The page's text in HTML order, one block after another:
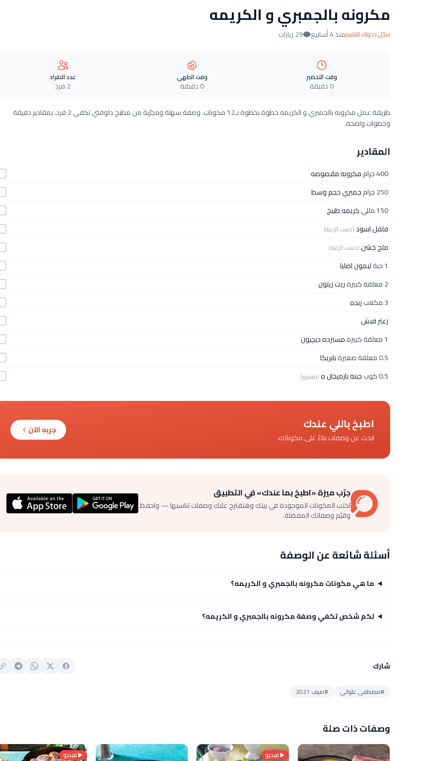
مكرونه بالجمبري و الكريمه
سجّل دخولك للتقييممنذ 4 أسابيع 29 زيارات
وقت التحضير
0 دقيقة
وقت الطهي
0 دقيقة
عدد الافراد
2 فرد
طريقة عمل مكرونه بالجمبري و الكريمه خطوة بخطوة بـ12 مكونات. وصفة سهلة ومجرّبة من مطبخ دلوقتي تكفي 2 فرد، بمقادير دقيقة
وخطوات واضحة.
المقادير
400 جرام
مكرونه مقصوصه
250 جرام
جمبري حجم وسط
150 مللي
كريمه طبيخ
فلفل اسود(حسب الرغبة)
ملح خشن(حسب الرغبة)
1 حبة
ليمون اضليا
2 معلقة كبيرة
زيت زيتون
3 مكعب
زبده
زعتر فيش
1 معلقة كبيرة
مسترده ديچيون
0.5 معلقة صغيرة
بابريكا
0.5 كوب
جبنه بارميجان ه(مبشور)
اطبخ باللي عندك
ابحث عن وصفات بناءً على مكوناتك.
جربه الآن
جرّب ميزة «اطبخ بما عندك» في التطبيق
اكتب المكونات الموجودة في بيتك وهنقترح عليك وصفات تناسبها — واحفظ
وقيّم وصفاتك المفضلة.
أسئلة شائعة عن الوصفة
ما هي مكونات مكرونه بالجمبري و الكريمه؟
لكم شخص تكفي وصفة مكرونه بالجمبري و الكريمه؟
شارك
#مصطفى علواني #صيف 2021
وصفات ذات صلة
فيديو فيديو